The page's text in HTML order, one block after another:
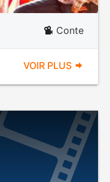
Conte
VOIR PLUS